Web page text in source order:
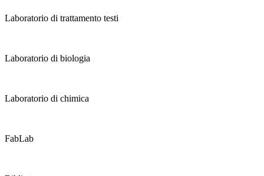
Laboratorio di trattamento testi
Laboratorio di biologia
Laboratorio di chimica
FabLab